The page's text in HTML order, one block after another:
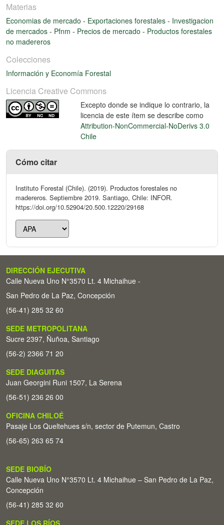
Materias
Economias de mercado - Exportaciones forestales - Investigacion
de mercados - Pfnm - Precios de mercado - Productos forestales
no madereros
Colecciones
Información y Economía Forestal
Licencia Creative Commons
Excepto donde se indique lo contrario, la
licencia de este ítem se describe como
Attribution-NonCommercial-NoDerivs 3.0
Chile
Cómo citar
Instituto Forestal (Chile). (2019). Productos forestales no
madereros. Septiembre 2019. Santiago, Chile: INFOR.
https://doi.org/10.52904/20.500.12220/29168
DIRECCIÓN EJECUTIVA
Calle Nueva Uno N°3570 Lt. 4 Michaihue -
San Pedro de La Paz, Concepción
(56-41) 285 32 60
SEDE METROPOLITANA
Sucre 2397, Ñuñoa, Santiago
(56-2) 2366 71 20
SEDE DIAGUITAS
Juan Georgini Runi 1507, La Serena
(56-51) 236 26 00
OFICINA CHILOÉ
Pasaje Los Queltehues s/n, sector de Putemun, Castro
(56-65) 263 65 74
SEDE BIOBÍO
Calle Nueva Uno N°3570 Lt. 4 Michaihue – San Pedro de La Paz,
Concepción
(56-41) 285 32 60
SEDE LOS RÍOS